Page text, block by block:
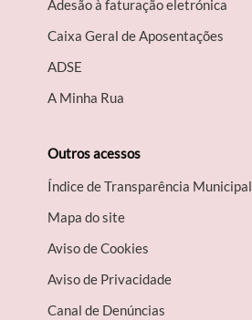
Adesão à faturação eletrónica
Caixa Geral de Aposentações
A​DSE
A Minha Rua
Outros acessos
Índice de Transparência Municipal
Mapa do site
Aviso de Cookies
Aviso de Privacidade
Canal de Denúncias